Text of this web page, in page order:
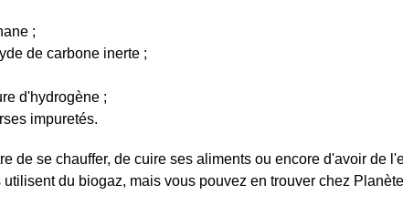
;
de carbone inerte ;
d'hydrogène ;
impuretés.
de se chauffer, de cuire ses aliments ou encore d'avoir de
utilisent du biogaz, mais vous pouvez en trouver chez